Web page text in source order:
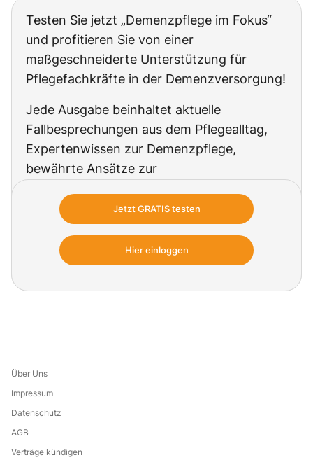
Testen Sie jetzt „Demenzpflege im Fokus“
und profitieren Sie von einer
maßgeschneiderte Unterstützung für
Pflegefachkräfte in der Demenzversorgung!
Jede Ausgabe beinhaltet aktuelle
Fallbesprechungen aus dem Pflegealltag,
Expertenwissen zur Demenzpflege,
bewährte Ansätze zur
Know-how zur Versorgung im Spätstadium
sowie praxisorientierte Tipps für eine
effektive Kommunikation und
Pflegeplanung.
Jetzt GRATIS testen
Hier einloggen
Über Uns
Impressum
Datenschutz
AGB
Verträge kündigen